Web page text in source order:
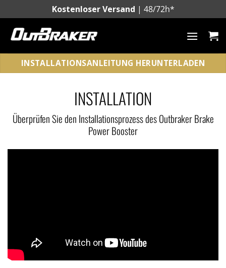
Inhalt
springen
Kostenloser Versand | 48/72h*
INSTALLATIONSANLEITUNG HERUNTERLADEN
INSTALLATION
Überprüfen Sie den Installationsprozess des Outbraker Brake
Power Booster